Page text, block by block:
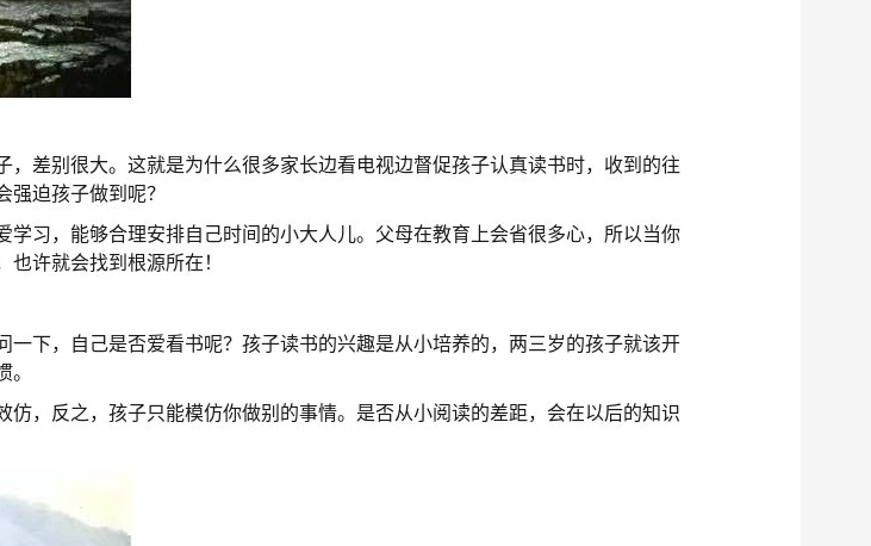
差别很大。这就是为什么很多家长边看电视边督促孩子认真读书时，收到的往
迫孩子做到呢？
习，能够合理安排自己时间的小大人儿。父母在教育上会省很多心，所以当你
许就会找到根源所在！
下，自己是否爱看书呢？孩子读书的兴趣是从小培养的，两三岁的孩子就该开
。
，反之，孩子只能模仿你做别的事情。是否从小阅读的差距，会在以后的知识